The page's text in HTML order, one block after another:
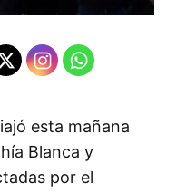
esta mañana
Blanca y
por el